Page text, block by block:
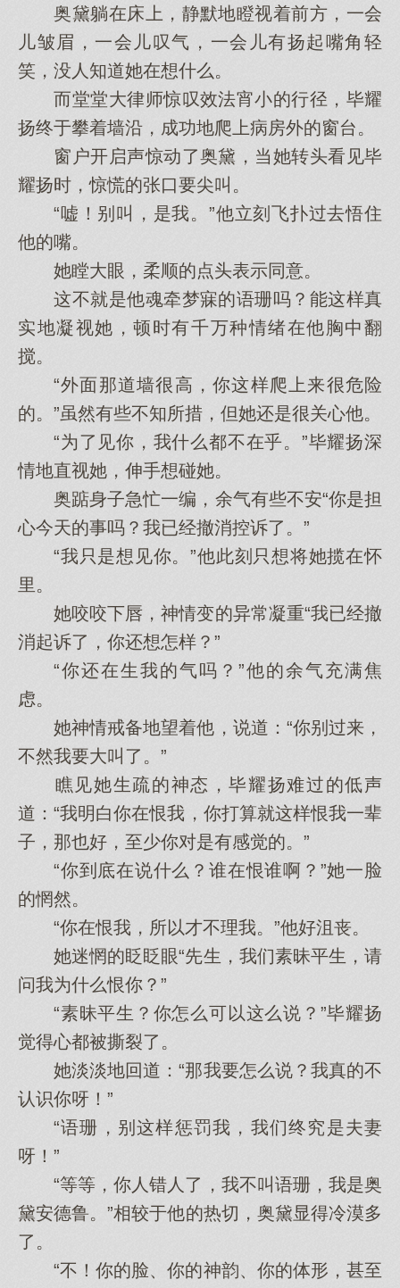
奥黛躺在床上，静默地瞪视着前方，一会
儿皱眉，一会儿叹气，一会儿有扬起嘴角轻
笑，没人知道她在想什么。
而堂堂大律师惊叹效法宵小的行径，毕耀
扬终于攀着墙沿，成功地爬上病房外的窗台。
窗户开启声惊动了奥黛，当她转头看见毕
耀扬时，惊慌的张口要尖叫。
“嘘！别叫，是我。”他立刻飞扑过去悟住
他的嘴。
她瞠大眼，柔顺的点头表示同意。
这不就是他魂牵梦寐的语珊吗？能这样真
实地凝视她，顿时有千万种情绪在他胸中翻
搅。
“外面那道墙很高，你这样爬上来很危险
的。”虽然有些不知所措，但她还是很关心他。
“为了见你，我什么都不在乎。”毕耀扬深
情地直视她，伸手想碰她。
奥踮身子急忙一编，余气有些不安“你是担
心今天的事吗？我已经撤消控诉了。”
“我只是想见你。”他此刻只想将她揽在怀
里。
她咬咬下唇，神情变的异常凝重“我已经撤
消起诉了，你还想怎样？”
“你还在生我的气吗？”他的余气充满焦
虑。
她神情戒备地望着他，说道：“你别过来，
不然我要大叫了。”
瞧见她生疏的神态，毕耀扬难过的低声
道：“我明白你在恨我，你打算就这样恨我一辈
子，那也好，至少你对是有感觉的。”
“你到底在说什么？谁在恨谁啊？”她一脸
的惘然。
“你在恨我，所以才不理我。”他好沮丧。
她迷惘的眨眨眼“先生，我们素昧平生，请
问我为什么恨你？”
“素昧平生？你怎么可以这么说？”毕耀扬
觉得心都被撕裂了。
她淡淡地回道：“那我要怎么说？我真的不
认识你呀！”
“语珊，别这样惩罚我，我们终究是夫妻
呀！”
“等等，你人错人了，我不叫语珊，我是奥
黛安德鲁。”相较于他的热切，奥黛显得冷漠多
了。
“不！你的脸、你的神韵、你的体形，甚至